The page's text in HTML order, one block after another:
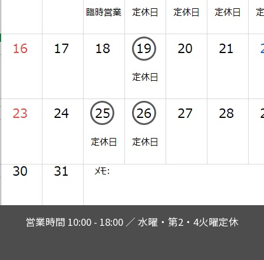
営業時間 10:00 - 18:00 ／ 水曜・第2・4火曜定休